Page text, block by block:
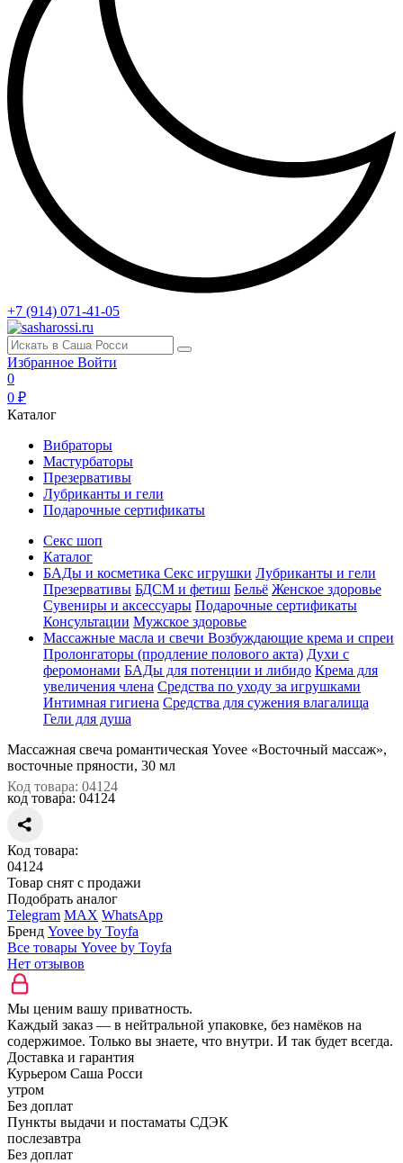
+7 (914) 071-41-05
Избранное Войти
0
0 ₽
Каталог
Вибраторы
Мастурбаторы
Презервативы
Лубриканты и гели
Подарочные сертификаты
Секс шоп
Каталог
БАДы и косметика Секс игрушки Лубриканты и гели
Презервативы БДСМ и фетиш Бельё Женское здоровье
Сувениры и аксессуары Подарочные сертификаты
Консультации Мужское здоровье
Массажные масла и свечи Возбуждающие крема и спреи
Пролонгаторы (продление полового акта) Духи с
феромонами БАДы для потенции и либидо Крема для
увеличения члена Средства по уходу за игрушками
Интимная гигиена Средства для сужения влагалища
Гели для душа
Массажная свеча романтическая Yovee «Восточный массаж»,
восточные пряности, 30 мл
Код товара: 04124
код товара: 04124
Код товара:
04124
Товар снят с продажи
Подобрать аналог
Telegram MAX WhatsApp
Бренд Yovee by Toyfa
Все товары Yovee by Toyfa
Нет отзывов
Мы ценим вашу приватность.
Каждый заказ — в нейтральной упаковке, без намёков на
содержимое. Только вы знаете, что внутри. И так будет всегда.
Доставка и гарантия
Курьером Саша Росси
утром
Без доплат
Пункты выдачи и постаматы СДЭК
послезавтра
Без доплат